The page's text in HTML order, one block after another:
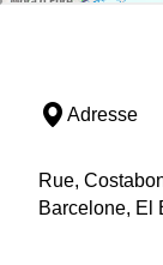
Adresse
Rue,
Barcelone, El